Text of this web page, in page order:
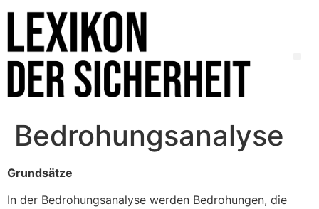
Bedrohungsanalyse
Grundsätze
In der Bedrohungsanalyse werden Bedrohungen, die